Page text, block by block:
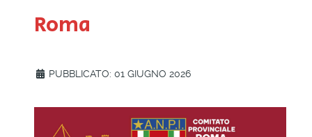
Roma
PUBBLICATO: 01 GIUGNO 2026